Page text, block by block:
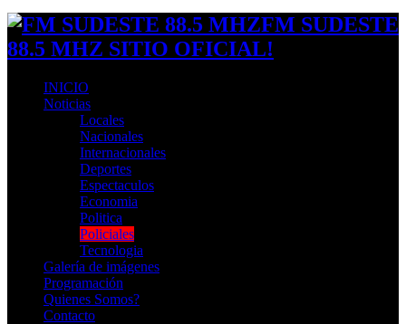
FM SUDESTE
88.5 MHZ SITIO OFICIAL!
INICIO
Noticias
Locales
Nacionales
Internacionales
Deportes
Espectaculos
Economia
Politica
Policiales
Tecnologia
Galería de imágenes
Programación
Quienes Somos?
Contacto